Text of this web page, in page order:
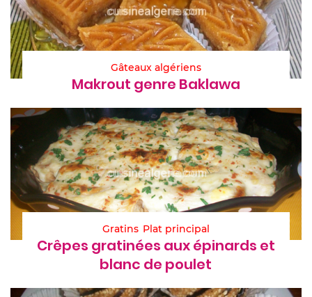
Gâteaux algériens
Makrout genre Baklawa
Gratins Plat principal
Crêpes gratinées aux épinards et
blanc de poulet